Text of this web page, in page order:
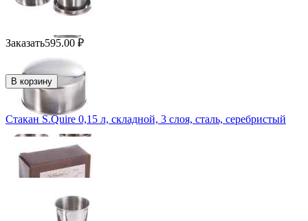
Заказать595.00 ₽
В корзину
Стакан S.Quire 0,15 л, складной, 3 слоя, сталь, серебристый